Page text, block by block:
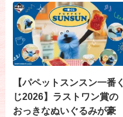
【パペットスンスン一番く
じ2026】ラストワン賞の
おっきなぬいぐるみが豪